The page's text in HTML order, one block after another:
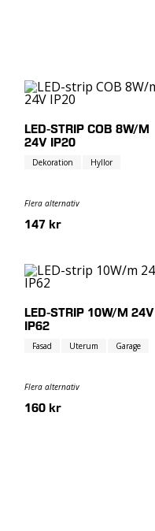
LED-STRIP COB 8W/M
24V IP20
Dekoration Hyllor
Flera alternativ
147 kr
LED-STRIP 10W/M 24V
IP62
Fasad Uterum Garage
Flera alternativ
160 kr